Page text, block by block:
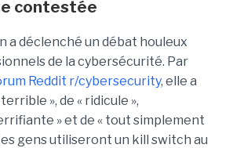
contestée
a déclenché un débat houleux
de la cybersécurité. Par
Reddit r/cybersecurity, elle a
», de « ridicule »,
» et de « tout simplement
gens utiliseront un kill switch au